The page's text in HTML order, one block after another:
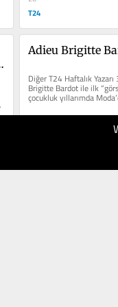
T24
Adieu Brigitte
Diğer T24 Haftalık
Brigitte Bardot ile ilk
çocukluk yıllarımda